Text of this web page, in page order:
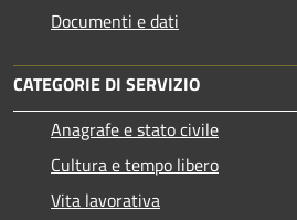
Documenti e dati
CATEGORIE DI SERVIZIO
Anagrafe e stato civile
Cultura e tempo libero
Vita lavorativa